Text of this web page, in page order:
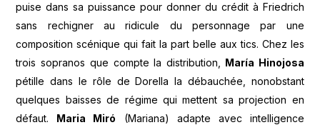
puise dans sa puissance pour donner du crédit à Friedrich
sans rechigner au ridicule du personnage par une
composition scénique qui fait la part belle aux tics. Chez les
trois sopranos que compte la distribution,
María Hinojosa
pétille dans le rôle de Dorella la débauchée, nonobstant
quelques baisses de régime qui mettent sa projection en
défaut. Maria Miró (Mariana) adapte avec intelligence